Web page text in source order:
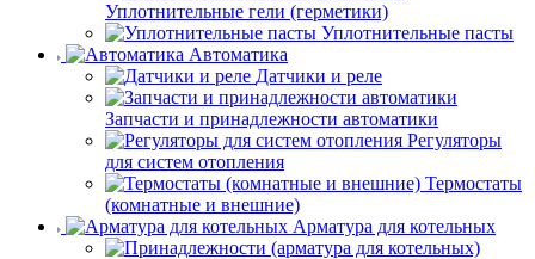
Уплотнительные гели (герметики)
Уплотнительные пасты
Автоматика
Датчики и реле
Запчасти и принадлежности автоматики
Регуляторы
для систем отопления
Термостаты
(комнатные и внешние)
Арматура для котельных